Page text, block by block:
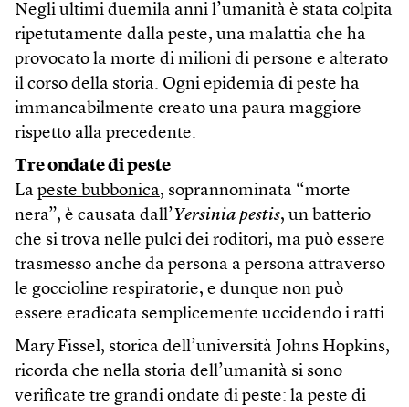
Negli ultimi duemila anni l’umanità è stata colpita
ripetutamente dalla peste, una malattia che ha
provocato la morte di milioni di persone e alterato
il corso della storia. Ogni epidemia di peste ha
immancabilmente creato una paura maggiore
rispetto alla precedente.
Tre ondate di peste
La peste bubbonica, soprannominata “morte
nera”, è causata dall’ Yersinia pestis, un batterio
che si trova nelle pulci dei roditori, ma può essere
trasmesso anche da persona a persona attraverso
le goccioline respiratorie, e dunque non può
essere eradicata semplicemente uccidendo i ratti.
Mary Fissel, storica dell’università Johns Hopkins,
ricorda che nella storia dell’umanità si sono
verificate tre grandi ondate di peste: la peste di